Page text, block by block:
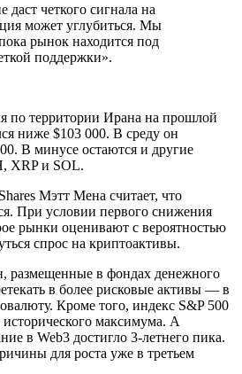
четкого сигнала на
может углубиться. Мы
рынок находится под
поддержки».
по территории Ирана на прошлой
ниже $103 000. В среду он
В минусе остаются и другие
XRP и SOL.
Мэтт Мена считает, что
При условии первого снижения
рынки оценивают с вероятностью
спрос на криптоактивы.
размещенные в фондах денежного
в более рисковые активы — в
Кроме того, индекс S&P 500
исторического максимума. А
в Web3 достигло 3-летнего пика.
для роста уже в третьем